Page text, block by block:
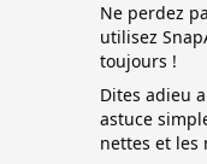
Ne perdez
utilisez
toujours !
Dites adieu
astuce
nettes et les